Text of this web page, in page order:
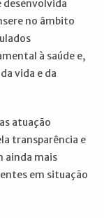
desenvolvida
no âmbito
à saúde e,
vida e da
atuação
transparência e
ainda mais
em situação